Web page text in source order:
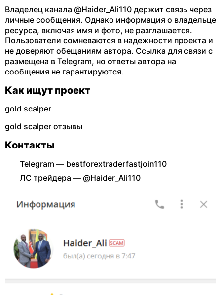
Владелец канала @Haider_Ali110 держит связь через
личные сообщения. Однако информация о владельце
ресурса, включая имя и фото, не разглашается.
Пользователи сомневаются в надежности проекта и
не доверяют обещаниям автора. Ссылка для связи с
размещена в Telegram, но ответы автора на
сообщения не гарантируются.
Как ищут проект
gold scalper
gold scalper отзывы
Контакты
Telegram — bestforextraderfastjoin110
ЛС трейдера — @Haider_Ali110